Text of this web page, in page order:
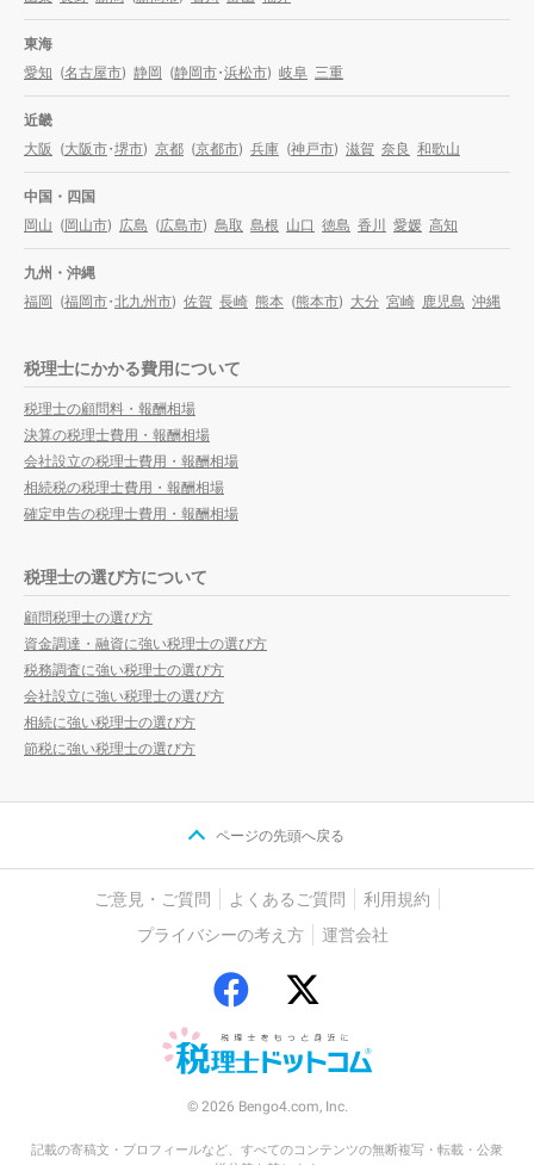
東海
愛知 (名古屋市) 静岡 (静岡市・浜松市) 岐阜 三重
近畿
大阪 (大阪市・堺市) 京都 (京都市) 兵庫 (神戸市) 滋賀 奈良 和歌山
中国・四国
岡山 (岡山市) 広島 (広島市) 鳥取 島根 山口 徳島 香川 愛媛 高知
九州・沖縄
福岡 (福岡市・北九州市) 佐賀 長崎 熊本 (熊本市) 大分 宮崎 鹿児島 沖縄
税理士にかかる費用について
税理士の顧問料・報酬相場
決算の税理士費用・報酬相場
会社設立の税理士費用・報酬相場
相続税の税理士費用・報酬相場
確定申告の税理士費用・報酬相場
税理士の選び方について
顧問税理士の選び方
資金調達・融資に強い税理士の選び方
税務調査に強い税理士の選び方
会社設立に強い税理士の選び方
相続に強い税理士の選び方
節税に強い税理士の選び方
ページの先頭へ戻る
ご意見・ご質問 よくあるご質問
利用規約
プライバシーの考え方
運営会社
© 2026 Bengo4.com, Inc.
記載の寄稿文・プロフィールなど、すべてのコンテンツの無断複写・転載・公衆